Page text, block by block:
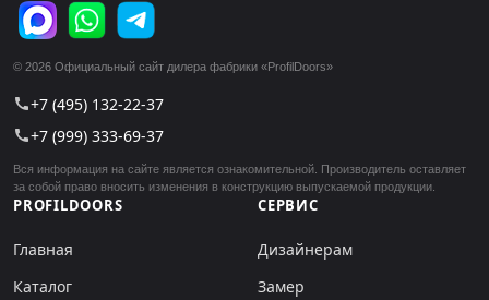
© 2026 Официальный сайт дилера фабрики «ProfilDoors»
call+7 (495) 132-22-37
call+7 (999) 333-69-37
Вся информация на сайте является ознакомительной. Производитель оставляет
за собой право вносить изменения в конструкцию выпускаемой продукции.
PROFILDOORS
Главная
Каталог
СЕРВИС
Дизайнерам
Замер